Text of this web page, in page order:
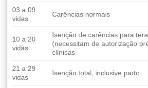
03 a 09
vidas
Carências normais
10 a 20
vidas
Isenção de carências para
(necessitam de autorização
clínicas
21 a 29
vidas
Isenção total, inclusive parto